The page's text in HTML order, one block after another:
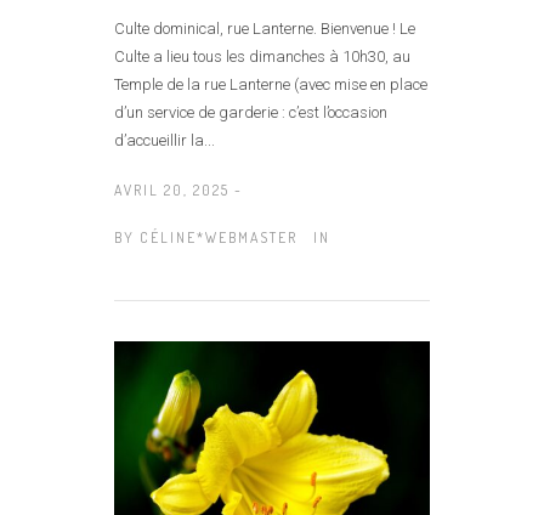
Culte dominical, rue Lanterne. Bienvenue ! Le
Culte a lieu tous les dimanches à 10h30, au
Temple de la rue Lanterne (avec mise en place
d’un service de garderie : c’est l’occasion
d’accueillir la...
AVRIL 20, 2025 -
BY CÉLINE*WEBMASTER IN